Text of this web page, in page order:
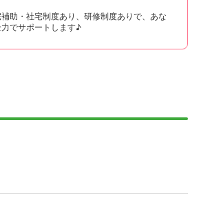
助・社宅制度あり、研修制度ありで、あな
でサポートします♪